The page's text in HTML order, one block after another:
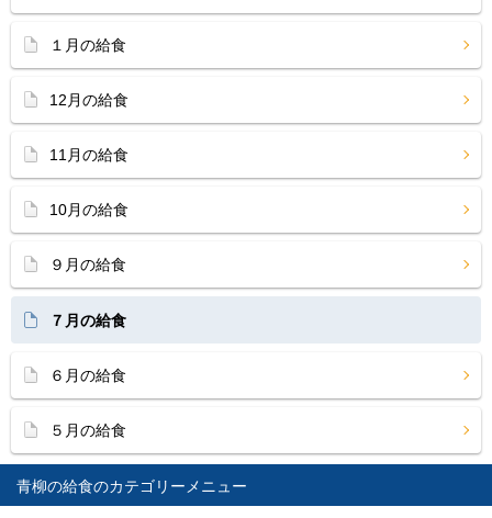
青柳の給食
１月の給食
12月の給食
11月の給食
10月の給食
９月の給食
７月の給食
６月の給食
５月の給食